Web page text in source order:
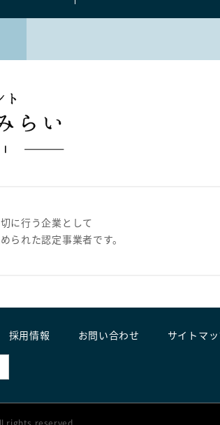
に行う企業として
られた認定事業者です。
採用情報 お問い合わせ サイトマッ
rights reserved.